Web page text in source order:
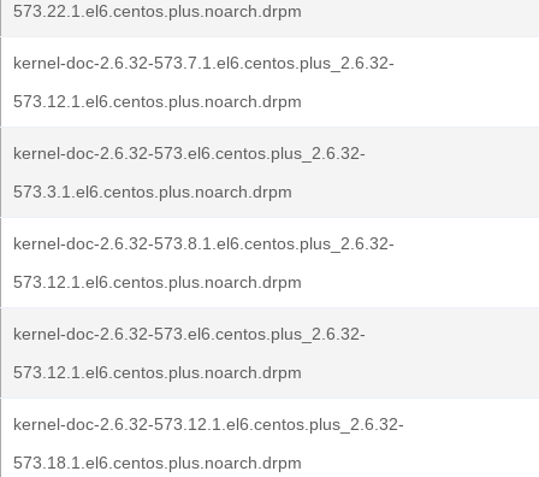
573.22.1.el6.centos.plus.noarch.drpm
kernel-doc-2.6.32-573.7.1.el6.centos.plus_2.6.32-
573.12.1.el6.centos.plus.noarch.drpm
kernel-doc-2.6.32-573.el6.centos.plus_2.6.32-
573.3.1.el6.centos.plus.noarch.drpm
kernel-doc-2.6.32-573.8.1.el6.centos.plus_2.6.32-
573.12.1.el6.centos.plus.noarch.drpm
kernel-doc-2.6.32-573.el6.centos.plus_2.6.32-
573.12.1.el6.centos.plus.noarch.drpm
kernel-doc-2.6.32-573.12.1.el6.centos.plus_2.6.32-
573.18.1.el6.centos.plus.noarch.drpm